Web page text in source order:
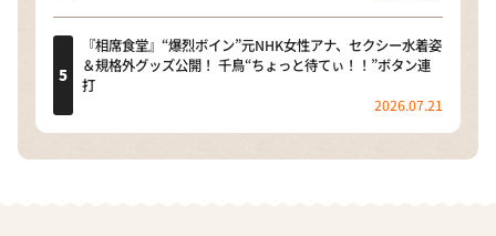
『相席食堂』“爆烈ボイン”元NHK女性アナ、セクシー水着姿
＆規格外グッズ公開！ 千鳥“ちょっと待てぃ！！”ボタン連
打
2026.07.21